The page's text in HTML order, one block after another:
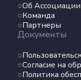
Об Ассоциации
Команда
Партнеры
Документы
Согласие на
Политика